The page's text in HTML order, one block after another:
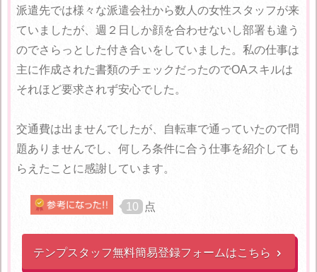
派遣先では様々な派遣会社から数人の女性スタッフが来
ていましたが、週２日しか顔を合わせないし部署も違う
のでさらっとした付き合いをしていました。私の仕事は
主に作成された書類のチェックだったのでOAスキルは
それほど要求されず安心でした。
交通費は出ませんでしたが、自転車で通っていたので問
題ありませんでし、何しろ条件に合う仕事を紹介しても
らえたことに感謝しています。
10 点
テンプスタッフ無料簡易登録フォームはこちら 